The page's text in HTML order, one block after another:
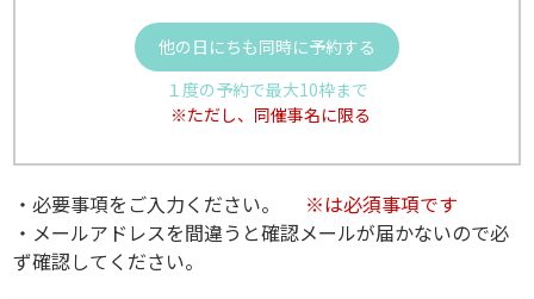
他の日にちも同時に予約する
１度の予約で最大10枠まで
※ただし、同催事名に限る
・必要事項をご入力ください。
※は必須事項です
・メールアドレスを間違うと確認メールが届かないので必
ず確認してください。